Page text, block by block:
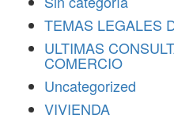
TEMAS LEGALES
ULTIMAS
COMERCIO
Uncategorized
VIVIENDA